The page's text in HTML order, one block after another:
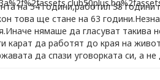
на 54 години,работил 33 години
това ще стане на 63
нямаше да гласуват такива
карат да работят до края на
да спази уговорката си, а